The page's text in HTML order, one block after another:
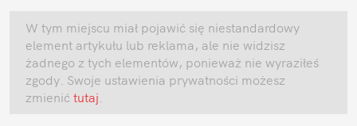
W tym miejscu miał pojawić się niestandardowy
element artykułu lub reklama, ale nie widzisz
żadnego z tych elementów, ponieważ nie wyraziłeś
zgody. Swoje ustawienia prywatności możesz
zmienić tutaj.